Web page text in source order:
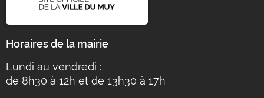
Horaires de la mairie
Lundi au vendredi :
de 8h30 à 12h et de 13h30 à 17h